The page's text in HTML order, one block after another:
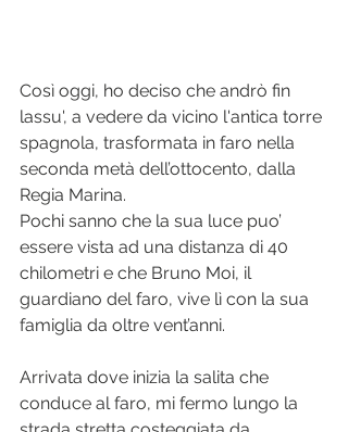
Così oggi, ho deciso che andrò fin
lassu', a vedere da vicino l'antica torre
spagnola, trasformata in faro nella
seconda metà dell’ottocento, dalla
Regia Marina.
Pochi sanno che la sua luce puo’
essere vista ad una distanza di 40
chilometri e che Bruno Moi, il
guardiano del faro, vive lì con la sua
famiglia da oltre vent’anni.
Arrivata dove inizia la salita che
conduce al faro, mi fermo lungo la